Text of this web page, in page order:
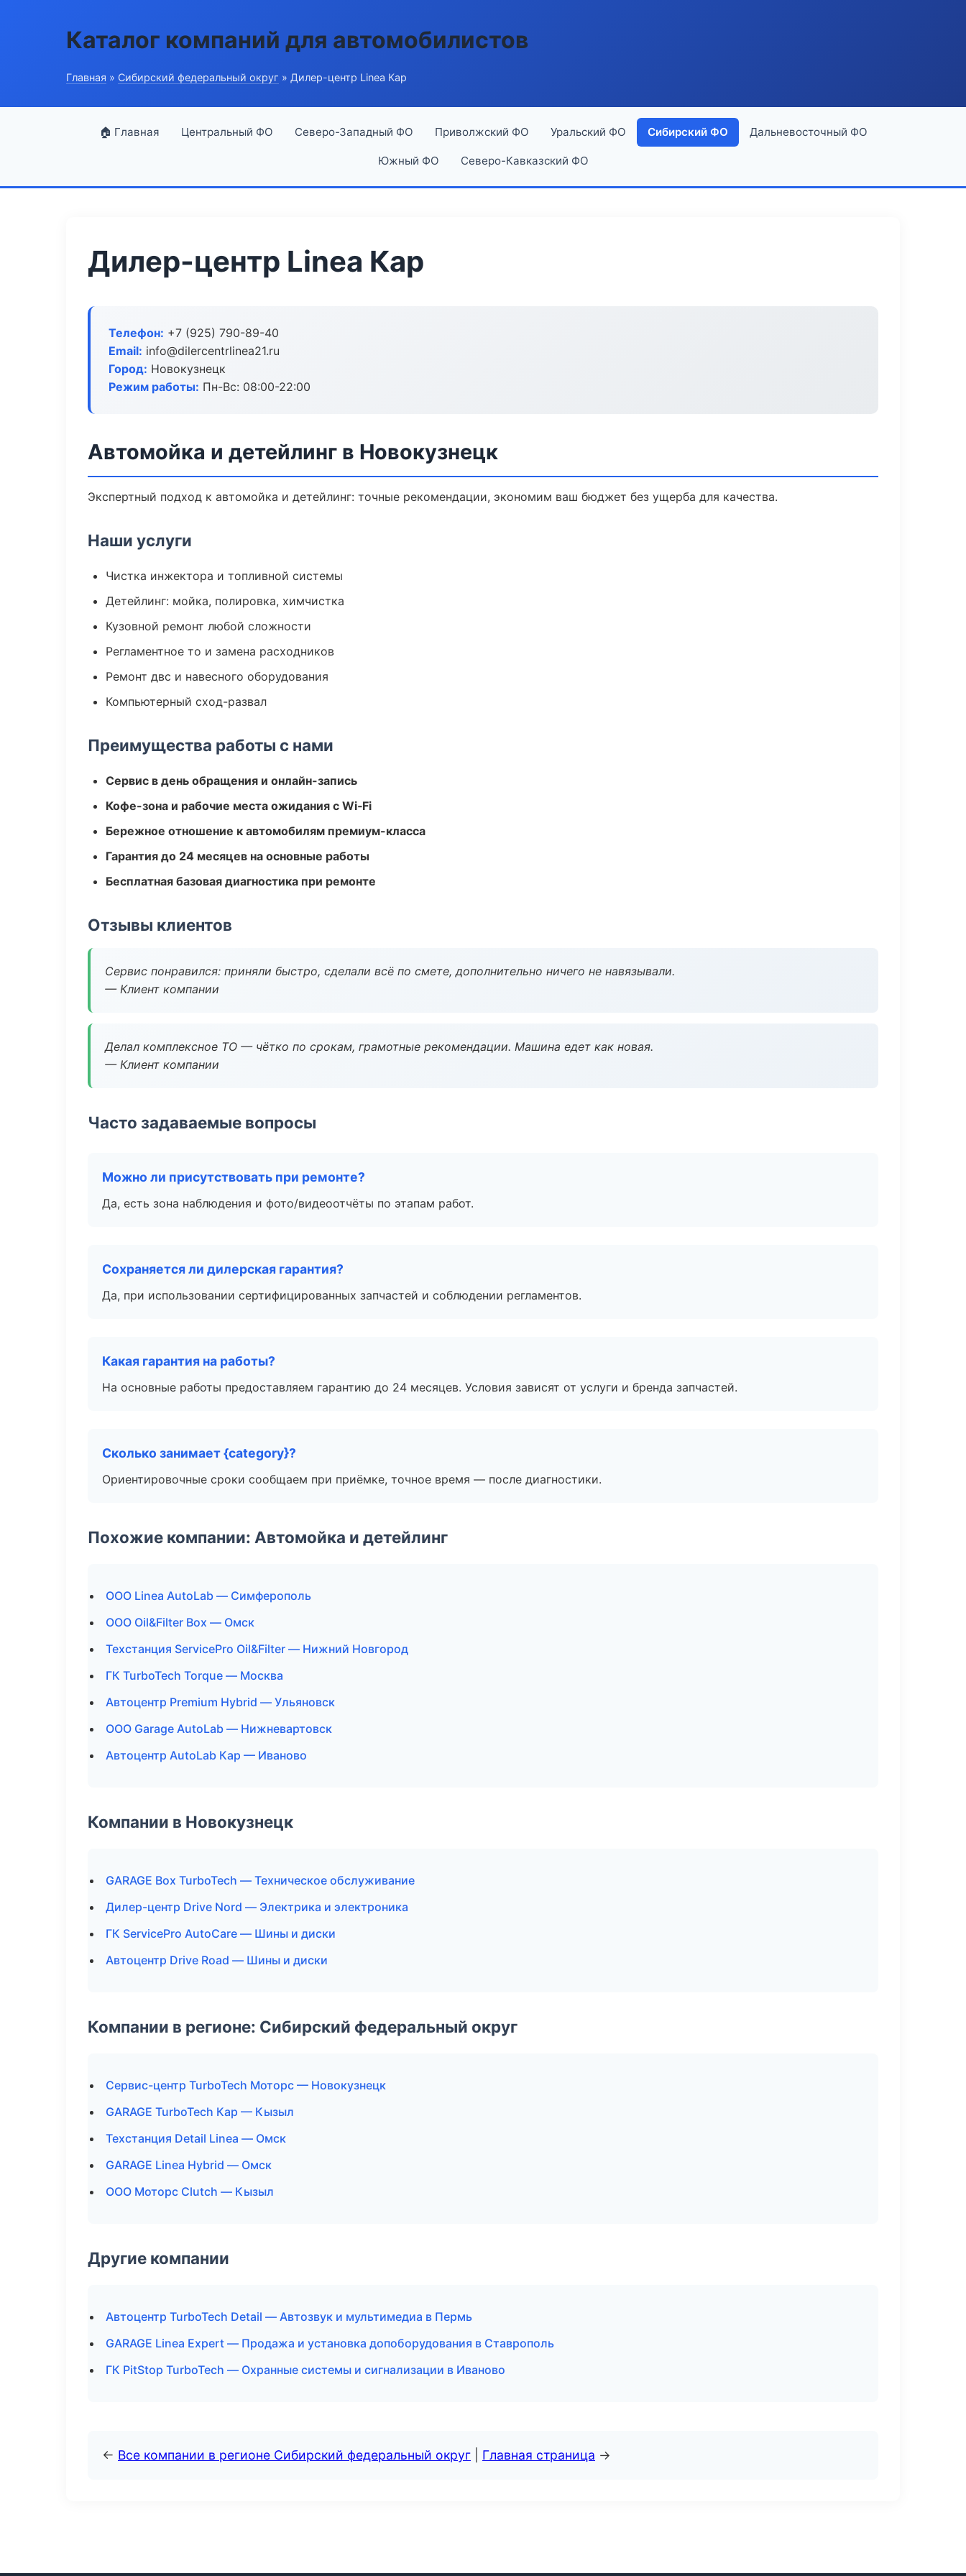
Каталог компаний для автомобилистов
Главная » Сибирский федеральный округ » Дилер-центр Linea Кар
🏠 Главная Центральный ФО Северо-Западный ФО Приволжский ФО Уральский ФО Сибирский ФО Дальневосточный ФО
Южный ФО Северо-Кавказский ФО
Дилер-центр Linea Кар
Телефон: +7 (925) 790-89-40
Email: info@dilercentrlinea21.ru
Город: Новокузнецк
Режим работы: Пн-Вс: 08:00-22:00
Автомойка и детейлинг в Новокузнецк
Экспертный подход к автомойка и детейлинг: точные рекомендации, экономим ваш бюджет без ущерба для качества.
Наши услуги
Чистка инжектора и топливной системы
Детейлинг: мойка, полировка, химчистка
Кузовной ремонт любой сложности
Регламентное то и замена расходников
Ремонт двс и навесного оборудования
Компьютерный сход-развал
Преимущества работы с нами
Сервис в день обращения и онлайн-запись
Кофе-зона и рабочие места ожидания с Wi‑Fi
Бережное отношение к автомобилям премиум-класса
Гарантия до 24 месяцев на основные работы
Бесплатная базовая диагностика при ремонте
Отзывы клиентов
Сервис понравился: приняли быстро, сделали всё по смете, дополнительно ничего не навязывали.
— Клиент компании
Делал комплексное ТО — чётко по срокам, грамотные рекомендации. Машина едет как новая.
— Клиент компании
Часто задаваемые вопросы
Можно ли присутствовать при ремонте?
Да, есть зона наблюдения и фото/видеоотчёты по этапам работ.
Сохраняется ли дилерская гарантия?
Да, при использовании сертифицированных запчастей и соблюдении регламентов.
Какая гарантия на работы?
На основные работы предоставляем гарантию до 24 месяцев. Условия зависят от услуги и бренда запчастей.
Сколько занимает {category}?
Ориентировочные сроки сообщаем при приёмке, точное время — после диагностики.
Похожие компании: Автомойка и детейлинг
ООО Linea AutoLab — Симферополь
ООО Oil&Filter Box — Омск
Техстанция ServicePro Oil&Filter — Нижний Новгород
ГК TurboTech Torque — Москва
Автоцентр Premium Hybrid — Ульяновск
ООО Garage AutoLab — Нижневартовск
Автоцентр AutoLab Кар — Иваново
Компании в Новокузнецк
GARAGE Box TurboTech — Техническое обслуживание
Дилер-центр Drive Nord — Электрика и электроника
ГК ServicePro AutoCare — Шины и диски
Автоцентр Drive Road — Шины и диски
Компании в регионе: Сибирский федеральный округ
Сервис-центр TurboTech Моторс — Новокузнецк
GARAGE TurboTech Кар — Кызыл
Техстанция Detail Linea — Омск
GARAGE Linea Hybrid — Омск
ООО Моторс Clutch — Кызыл
Другие компании
Автоцентр TurboTech Detail — Автозвук и мультимедиа в Пермь
GARAGE Linea Expert — Продажа и установка допоборудования в Ставрополь
ГК PitStop TurboTech — Охранные системы и сигнализации в Иваново
← Все компании в регионе Сибирский федеральный округ Главная страница →